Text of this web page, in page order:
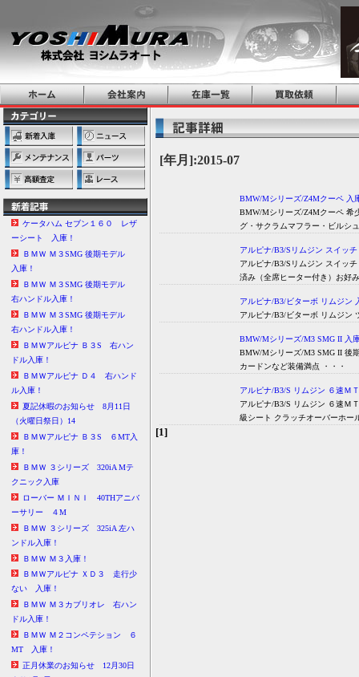
ケータハム セブン１６０ レザ
ーシート 入庫！
ＢＭＷ Ｍ３SMG 後期モデル
入庫！
ＢＭＷ Ｍ３SMG 後期モデル
右ハンドル入庫！
ＢＭＷ Ｍ３SMG 後期モデル
右ハンドル入庫！
ＢＭＷアルピナ Ｂ３S 右ハン
ドル入庫！
ＢＭＷアルピナ Ｄ４ 右ハンド
ル入庫！
夏記休暇のお知らせ 8月11日
（火曜日祭日）14
ＢＭＷアルピナ Ｂ３S ６MT入
庫！
ＢＭＷ ３シリーズ 320iA Mテ
クニック入庫
ローバー ＭＩＮＩ 40THアニバ
ーサリー ４M
ＢＭＷ ３シリーズ 325iA 左ハ
ンドル入庫！
ＢＭＷ Ｍ３入庫！
ＢＭＷアルピナ ＸＤ３ 走行少
ない 入庫！
ＢＭＷ Ｍ３カブリオレ 右ハン
ドル入庫！
ＢＭＷ Ｍ２コンペテション ６
MT 入庫！
正月休業のお知らせ 12月30日
[年月]:2015-07
BMW/Mシリーズ/Z4Mクーペ 入
BMW/Mシリーズ/Z4Mクーペ 希
グ・サクラムマフラー・ビルシ
アルピナ/B3/Sリムジン スイッ
アルピナ/B3/Sリムジン スイッ
済み（全席ヒーター付き）お好
アルピナ/B3/ビターボ リムジン
アルピナ/B3/ビターボ リムジン
BMW/Mシリーズ/M3 SMG II 入
BMW/Mシリーズ/M3 SMG II 後
カードンなど装備満点 ・・・
アルピナ/B3/S リムジン ６速Ｍ
アルピナ/B3/S リムジン ６速Ｍ
級シート クラッチオーバーホー
[1]